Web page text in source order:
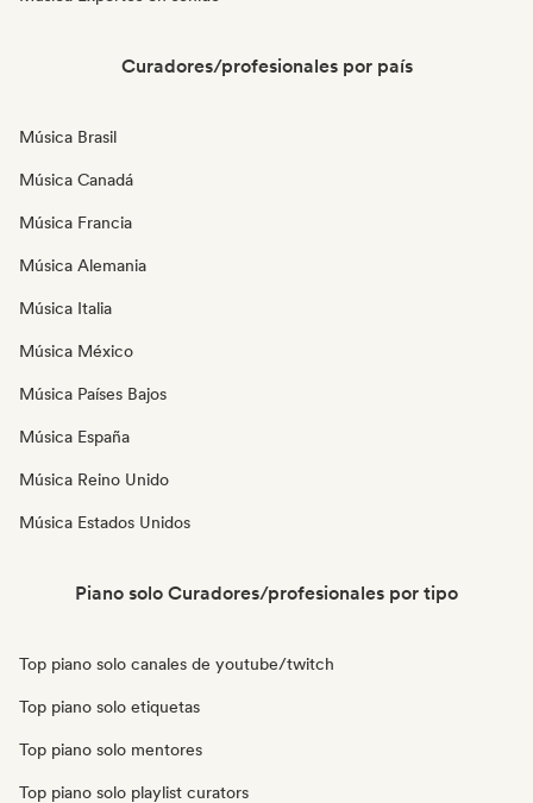
Curadores/profesionales por país
Música Brasil
Música Canadá
Música Francia
Música Alemania
Música Italia
Música México
Música Países Bajos
Música España
Música Reino Unido
Música Estados Unidos
Piano solo Curadores/profesionales por tipo
Top piano solo canales de youtube/twitch
Top piano solo etiquetas
Top piano solo mentores
Top piano solo playlist curators